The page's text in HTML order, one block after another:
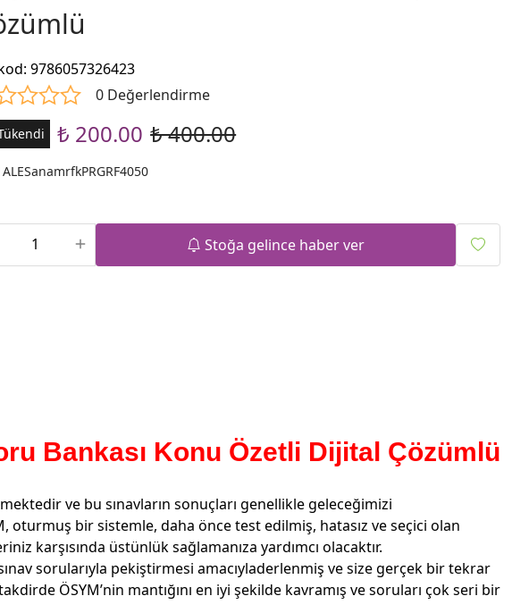
:9786057326423
0 Değerlendirme
₺ 200.00 ₺ 400.00
ALESanamrfkPRGRF4050
Stoğa gelince haber ver
Bankası Konu Özetli Dijital Çözümlü
ve bu sınavların sonuçları genellikle geleceğimizi
oturmuş bir sistemle, daha önce test edilmiş, hatasız ve seçici olan
karşısında üstünlük sağlamanıza yardımcı olacaktır.
sorularıyla pekiştirmesi amacıyladerlenmiş ve size gerçek bir tekrar
ÖSYM’nin mantığını en iyi şekilde kavramış ve soruları çok seri bir